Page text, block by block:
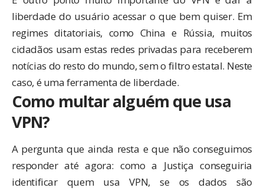
liberdade do usuário acessar o que bem quiser. Em
regimes ditatoriais, como China e Rússia, muitos
cidadãos usam estas redes privadas para receberem
notícias do resto do mundo, sem o filtro estatal. Neste
caso, é uma ferramenta de liberdade.
Como multar alguém que usa
VPN?
A pergunta que ainda resta e que não conseguimos
responder até agora: como a Justiça conseguiria
identificar quem usa VPN, se os dados são